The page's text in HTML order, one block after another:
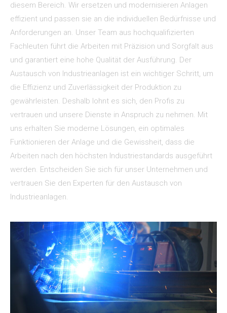
diesem Bereich. Wir ersetzen und modernisieren Anlagen
effizient und passen sie an die individuellen Bedürfnisse und
Anforderungen an. Unser Team aus hochqualifizierten
Fachleuten führt die Arbeiten mit Präzision und Sorgfalt aus
und garantiert eine hohe Qualität der Ausführung. Der
Austausch von Industrieanlagen ist ein wichtiger Schritt, um
die Effizienz und Zuverlässigkeit der Produktion zu
gewährleisten. Deshalb lohnt es sich, den Profis zu
vertrauen und unsere Dienste in Anspruch zu nehmen. Mit
uns erhalten Sie moderne Lösungen, ein optimales
Funktionieren der Anlage und die Gewissheit, dass die
Arbeiten nach den höchsten Industriestandards ausgeführt
werden. Entscheiden Sie sich für unser Unternehmen und
vertrauen Sie den Experten für den Austausch von
Industrieanlagen.